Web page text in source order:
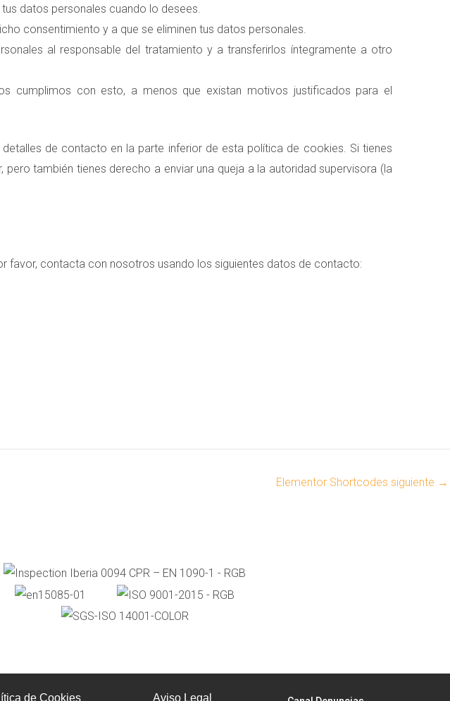
datos personales cuando lo desees.
consentimiento y a que se eliminen tus datos personales.
al responsable del tratamiento y a transferirlos íntegramente a otro
cumplimos con esto, a menos que existan motivos justificados para el
de contacto en la parte inferior de esta política de cookies. Si tienes
también tienes derecho a enviar una queja a la autoridad supervisora (la
favor, contacta con nosotros usando los siguientes datos de contacto:
Elementor Shortcodes siguiente →
de Cookies Aviso Legal